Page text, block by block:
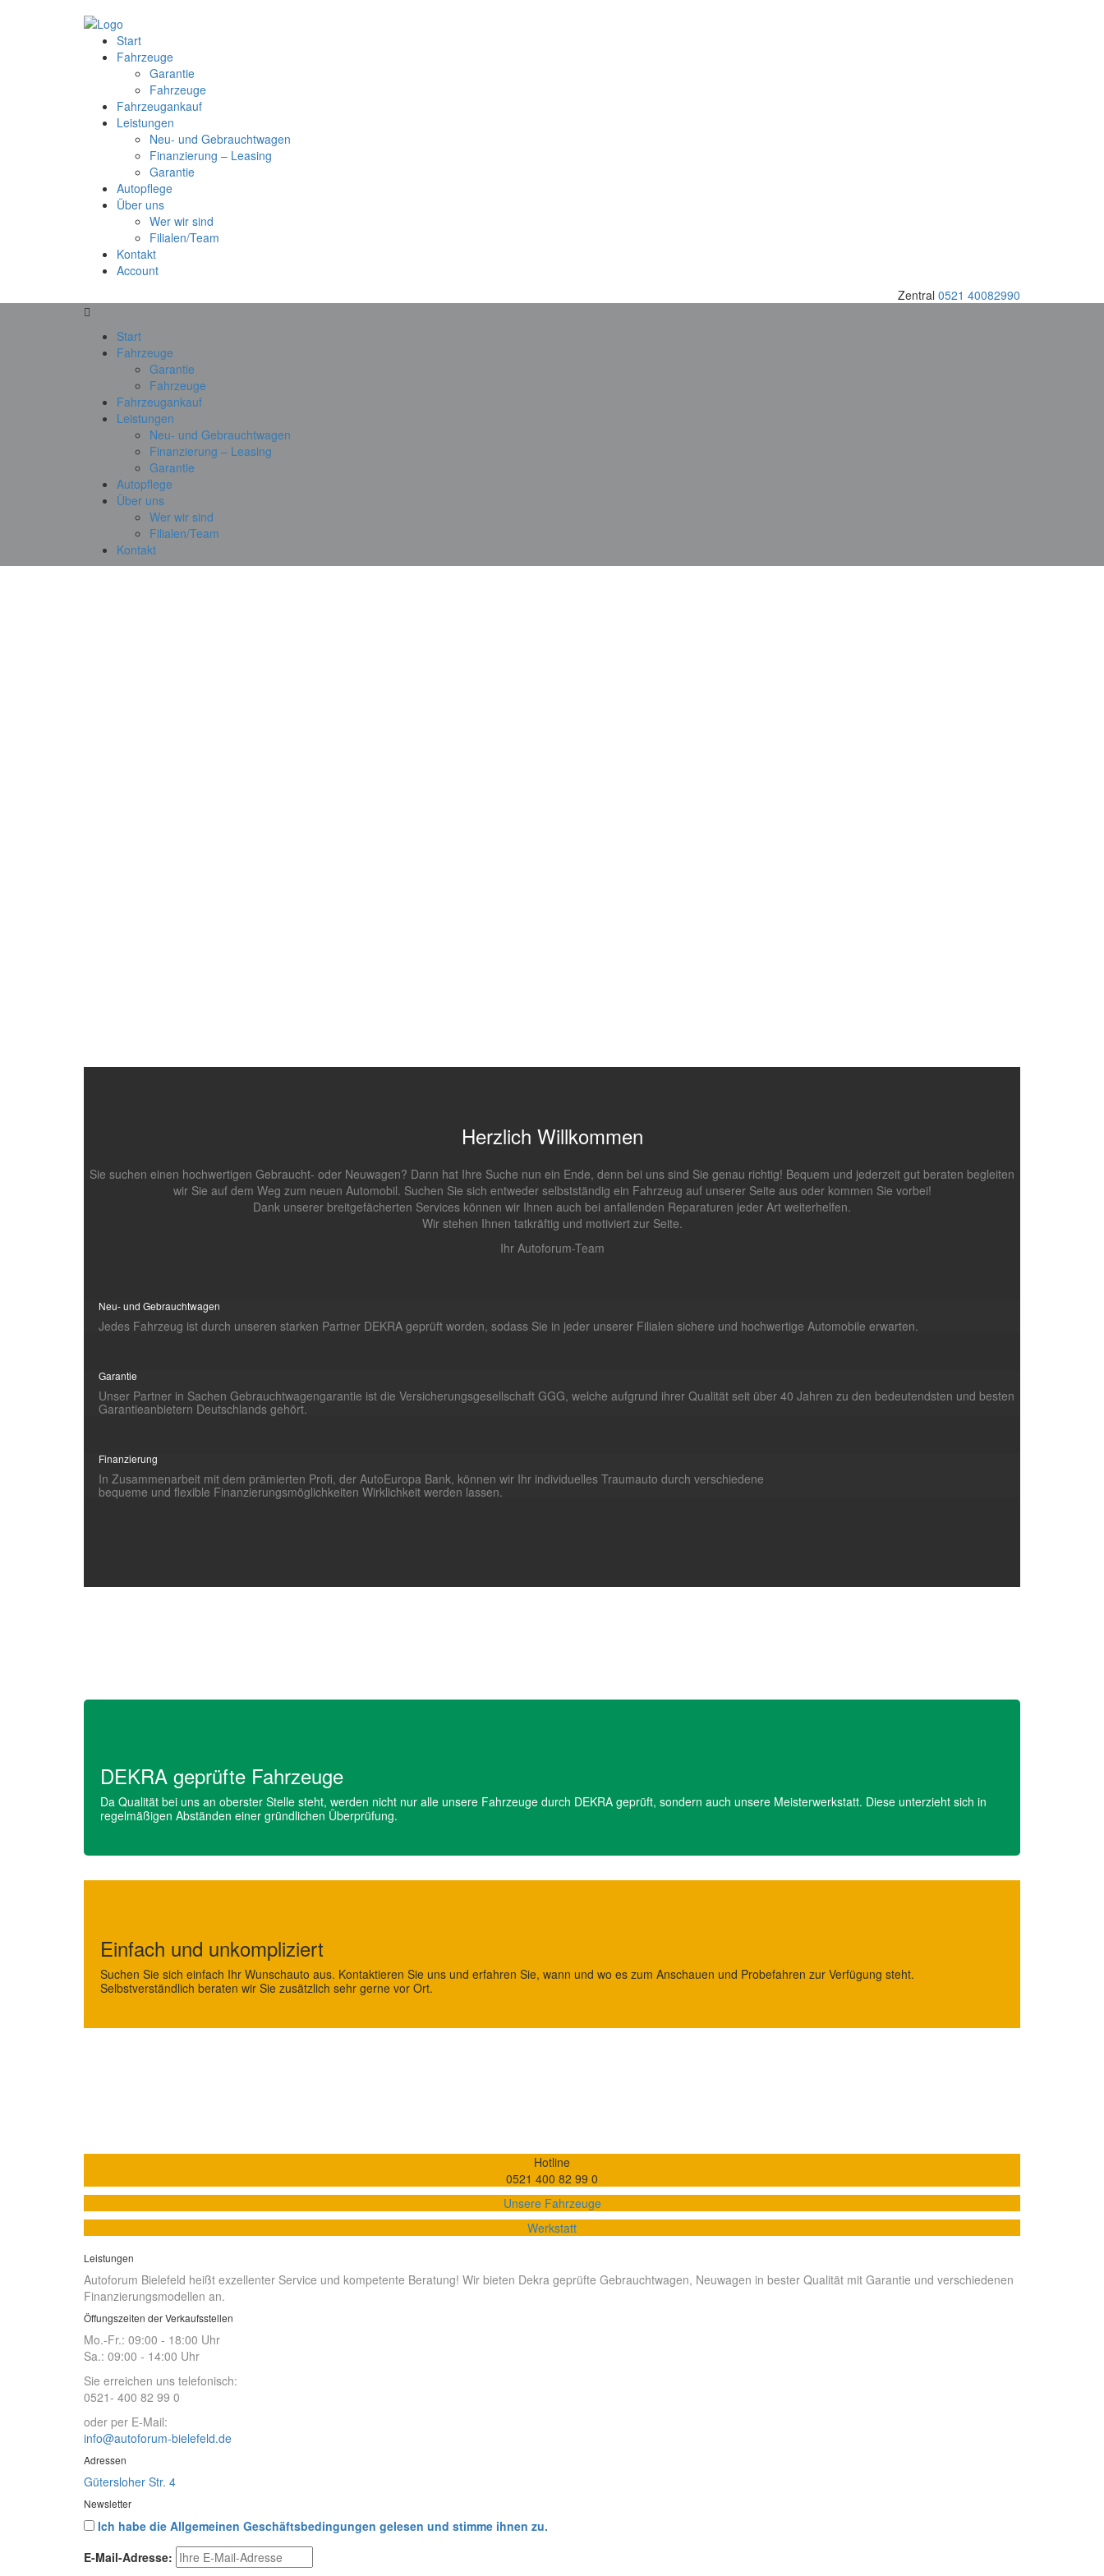
Start
Fahrzeuge
Garantie
Fahrzeuge
Fahrzeugankauf
Leistungen
Neu- und Gebrauchtwagen
Finanzierung – Leasing
Garantie
Autopflege
Über uns
Wer wir sind
Filialen/Team
Kontakt
Account
Zentral 0521 40082990
Start
Fahrzeuge
Garantie
Fahrzeuge
Fahrzeugankauf
Leistungen
Neu- und Gebrauchtwagen
Finanzierung – Leasing
Garantie
Autopflege
Über uns
Wer wir sind
Filialen/Team
Kontakt
Herzlich Willkommen
Sie suchen einen hochwertigen Gebraucht- oder Neuwagen? Dann hat Ihre Suche nun ein Ende, denn bei uns sind Sie genau richtig! Bequem und jederzeit gut beraten begleiten
wir Sie auf dem Weg zum neuen Automobil. Suchen Sie sich entweder selbstständig ein Fahrzeug auf unserer Seite aus oder kommen Sie vorbei!
Dank unserer breitgefächerten Services können wir Ihnen auch bei anfallenden Reparaturen jeder Art weiterhelfen.
Wir stehen Ihnen tatkräftig und motiviert zur Seite.
Ihr Autoforum-Team
Neu- und Gebrauchtwagen
Jedes Fahrzeug ist durch unseren starken Partner DEKRA geprüft worden, sodass Sie in jeder unserer Filialen sichere und hochwertige Automobile erwarten.
Garantie
Unser Partner in Sachen Gebrauchtwagengarantie ist die Versicherungsgesellschaft GGG, welche aufgrund ihrer Qualität seit über 40 Jahren zu den bedeutendsten und besten
Garantieanbietern Deutschlands gehört.
Finanzierung
In Zusammenarbeit mit dem prämierten Profi, der AutoEuropa Bank, können wir Ihr individuelles Traumauto durch verschiedene
bequeme und flexible Finanzierungsmöglichkeiten Wirklichkeit werden lassen.
DEKRA geprüfte Fahrzeuge
Da Qualität bei uns an oberster Stelle steht, werden nicht nur alle unsere Fahrzeuge durch DEKRA geprüft, sondern auch unsere Meisterwerkstatt. Diese unterzieht sich in
regelmäßigen Abständen einer gründlichen Überprüfung.
Einfach und unkompliziert
Suchen Sie sich einfach Ihr Wunschauto aus. Kontaktieren Sie uns und erfahren Sie, wann und wo es zum Anschauen und Probefahren zur Verfügung steht.
Selbstverständlich beraten wir Sie zusätzlich sehr gerne vor Ort.
Hotline
0521 400 82 99 0
Unsere Fahrzeuge
Werkstatt
Leistungen
Autoforum Bielefeld heißt exzellenter Service und kompetente Beratung! Wir bieten Dekra geprüfte Gebrauchtwagen, Neuwagen in bester Qualität mit Garantie und verschiedenen
Finanzierungsmodellen an.
Öffungszeiten der Verkaufsstellen
Mo.-Fr.: 09:00 - 18:00 Uhr
Sa.: 09:00 - 14:00 Uhr
Sie erreichen uns telefonisch:
0521- 400 82 99 0
oder per E-Mail:
info@autoforum-bielefeld.de
Adressen
Gütersloher Str. 4
Newsletter
Ich habe die Allgemeinen Geschäftsbedingungen gelesen und stimme ihnen zu.
E-Mail-Adresse: